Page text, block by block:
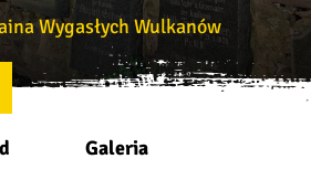
Wygasłych Wulkanów
Galeria